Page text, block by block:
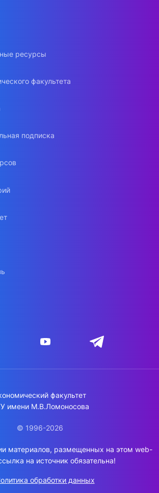
ресурсы
факультета
подписка
факультет
имени М.В.Ломоносова
© 1996-2026
материалов, размещенных на этом web-
на источник обязательна!
обработки данных